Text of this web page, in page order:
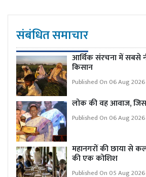
संबंधित समाचार
आर्थिक संरचना में सबसे
किसान
Published On 06 Aug
लोक की वह आवाज,
Published On 06 Aug
महानगरों की छाया से
की एक कोशिश
Published On 05 Aug